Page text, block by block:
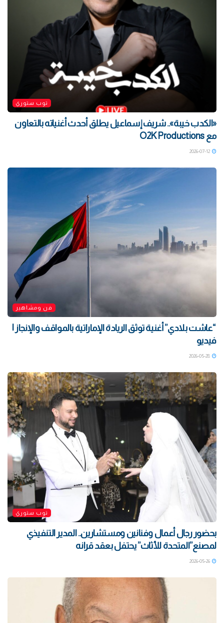
توب ستوري
«الكدب خيبة».. شريف إسماعيل يطلق أحدث أغنياته بالتعاون
مع O2K Productions
فن ومشاهير
“عاشت بلادي” أغنية توثق الريادة الإماراتية بالمواقف والإنجاز |
فيديو
توب ستوري
بحضور رجال أعمال وفنانين ومستشارين.. المدير التنفيذي
لمصنع”المتحدة للأثاث” يحتفل بعقد قرانه